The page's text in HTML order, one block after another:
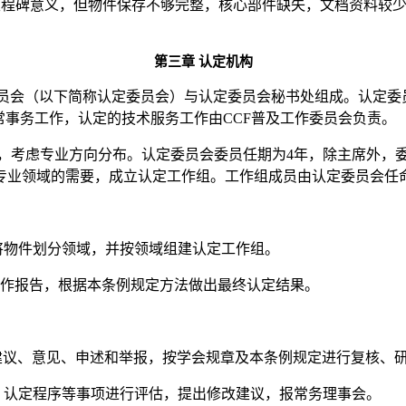
碑意义，但物件保存不够完整，核心部件缺失，文档资料较
第三章 认定机构
（以下简称认定委员会）与认定委员会秘书处组成。认定委
事务工作，认定的技术服务工作由CCF普及工作委员会负责。
考虑专业方向分布。认定委员会委员任期为4年，除主席外，
业领域的需要，成立认定工作组。工作组成员由认定委员会任
件划分领域，并按领域组建认定工作组。
报告，根据本条例规定方法做出最终认定结果。
、意见、申述和举报，按学会规章及本条例规定进行复核、
定程序等事项进行评估，提出修改建议，报常务理事会。